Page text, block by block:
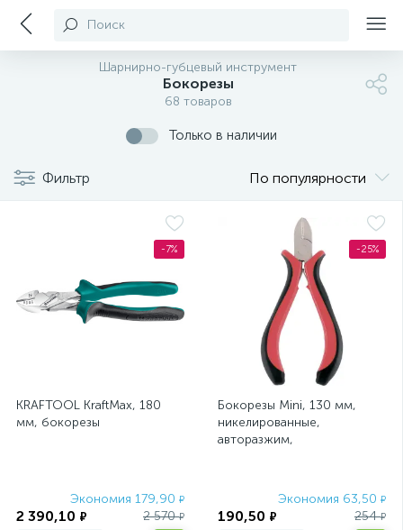
Поиск
Шарнирно-губцевый инструмент
Бокорезы
68 товаров
Только в наличии
Фильтр По популярности
-7%
KRAFTOOL KraftMax, 180
мм, бокорезы
Экономия 179,90 ₽
2 390,10 ₽ 2 570₽
-25%
Бокорезы Mini, 130 мм,
никелированные,
авторазжим,
Экономия 63,50 ₽
190,50 ₽ 254₽